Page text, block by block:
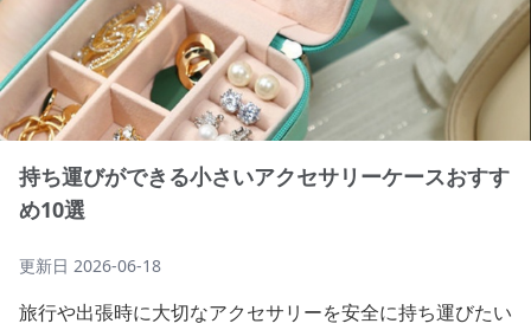
持ち運びができる小さいアクセサリーケースおすす
め10選
更新日 2026-06-18
旅行や出張時に大切なアクセサリーを安全に持ち運びたい